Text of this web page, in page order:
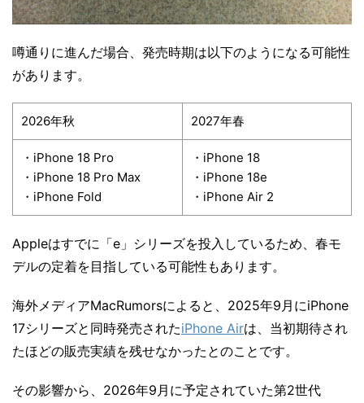
噂通りに進んだ場合、発売時期は以下のようになる可能性
があります。
2026年秋 2027年春
・iPhone 18 Pro
・iPhone 18 Pro Max
・iPhone Fold
・iPhone 18
・iPhone 18e
・iPhone Air 2
Appleはすでに「e」シリーズを投入しているため、春モ
デルの定着を目指している可能性もあります。
海外メディアMacRumorsによると、2025年9月にiPhone
17シリーズと同時発売されたiPhone Airは、当初期待され
たほどの販売実績を残せなかったとのことです。
その影響から、2026年9月に予定されていた第2世代